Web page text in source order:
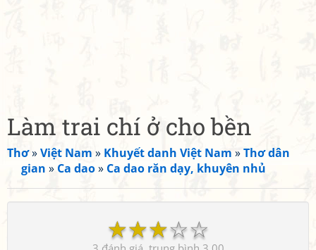
Làm trai chí ở cho bền
Thơ»Việt Nam » Khuyết danh Việt Nam »Thơ dân
gian » Ca dao» Ca dao răn dạy, khuyên nhủ
☆
☆
☆
☆
☆